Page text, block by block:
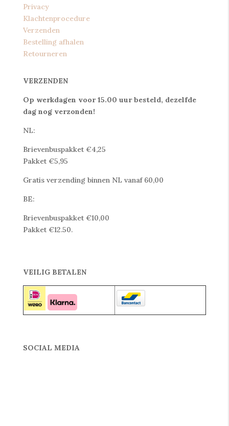
Privacy
Klachtenprocedure
Verzenden
Bestelling afhalen
Retourneren
VERZENDEN
Op werkdagen voor 15.00 uur besteld, dezelfde
dag nog verzonden!
NL:
Brievenbuspakket €4,25
Pakket €5,95
Gratis verzending binnen NL vanaf 60,00
BE:
Brievenbuspakket €10,00
Pakket €12.50.
VEILIG BETALEN
SOCIAL MEDIA